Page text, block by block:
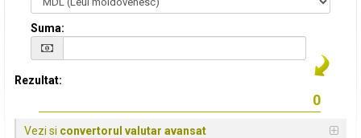
Suma:
Rezultat:
Vezi si convertorul valutar avansat